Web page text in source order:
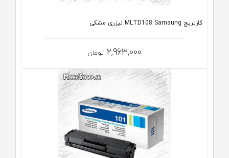
کارتریج MLTD108 Samsung لیزری مشکی
2,963,000 تومان